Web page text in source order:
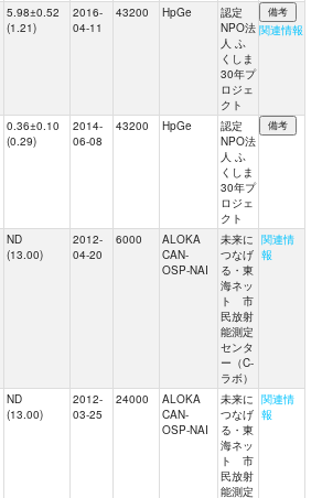
5.98±0.52
(1.21)
2016-
04-11
43200 HpGe
認定
NPO法
人 ふ
くしま
30年プ
ロジェ
クト
関連情報
0.36±0.10
(0.29)
2014-
06-08
43200 HpGe
認定
NPO法
人 ふ
くしま
30年プ
ロジェ
クト
ND
(13.00)
2012-
04-20
6000
ALOKA
CAN-
OSP-NAI
未来に
つなげ
る・東
海ネッ
ト 市
民放射
能測定
センタ
ー（C-
ラボ）
関連情
報
ND
(13.00)
2012-
03-25
24000
ALOKA
CAN-
OSP-NAI
未来に
つなげ
る・東
海ネッ
ト 市
民放射
能測定
関連情
報